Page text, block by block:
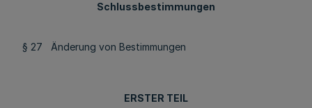
Schlussbestimmungen
§ 27 Änderung von Bestimmungen
ERSTER TEIL